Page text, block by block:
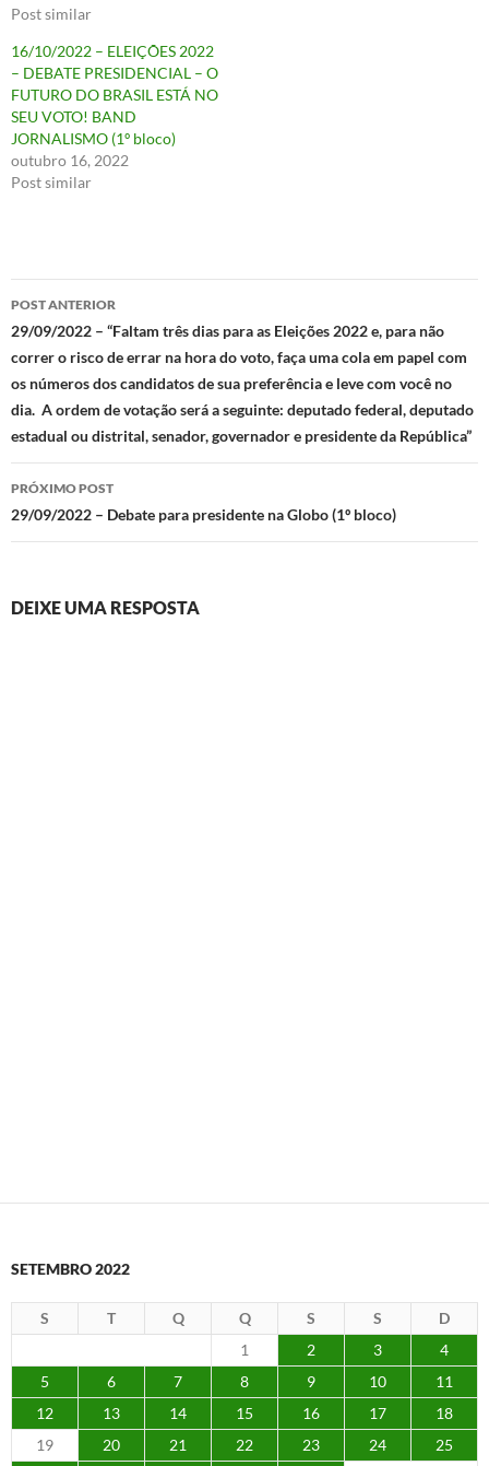
Post similar
16/10/2022 – ELEIÇÕES 2022
– DEBATE PRESIDENCIAL – O
FUTURO DO BRASIL ESTÁ NO
SEU VOTO! BAND
JORNALISMO (1º bloco)
outubro 16, 2022
Post similar
Navegação
de
posts
POST ANTERIOR
29/09/2022 – “Faltam três dias para as Eleições 2022 e, para não
correr o risco de errar na hora do voto, faça uma cola em papel com
os números dos candidatos de sua preferência e leve com você no
dia. A ordem de votação será a seguinte: deputado federal, deputado
estadual ou distrital, senador, governador e presidente da República”
PRÓXIMO POST
29/09/2022 – Debate para presidente na Globo (1º bloco)
DEIXE UMA RESPOSTA
SETEMBRO 2022
S T Q Q S S
D
1
2 3
4
5
6 7 8 9 10
11
12
13 14 15 16 17
18
19
20 21 22 23 24
25